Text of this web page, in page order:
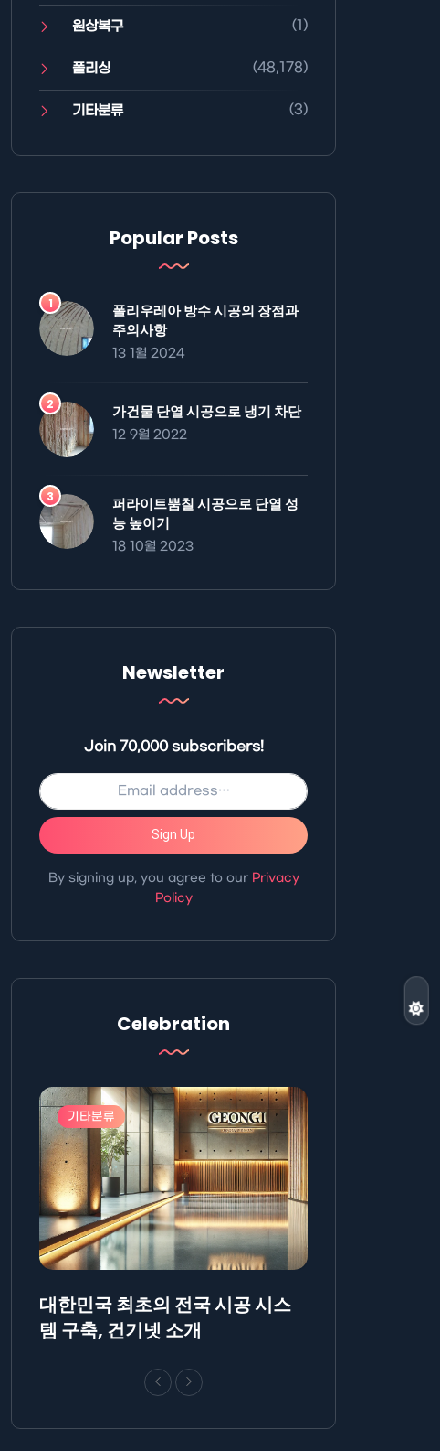
원상복구 (1)
폴리싱 (48,178)
기타분류 (3)
Popular Posts
폴리우레아 방수 시공의 장점과
주의사항
13 1월 2024
가건물 단열 시공으로 냉기 차단
12 9월 2022
퍼라이트뿜칠 시공으로 단열 성
능 높이기
18 10월 2023
Newsletter
Join 70,000 subscribers!
Sign Up
By signing up, you agree to our Privacy
Policy
Celebration
기타분류
대한민국 최초의 전국 시공 시스
템 구축, 건기넷 소개